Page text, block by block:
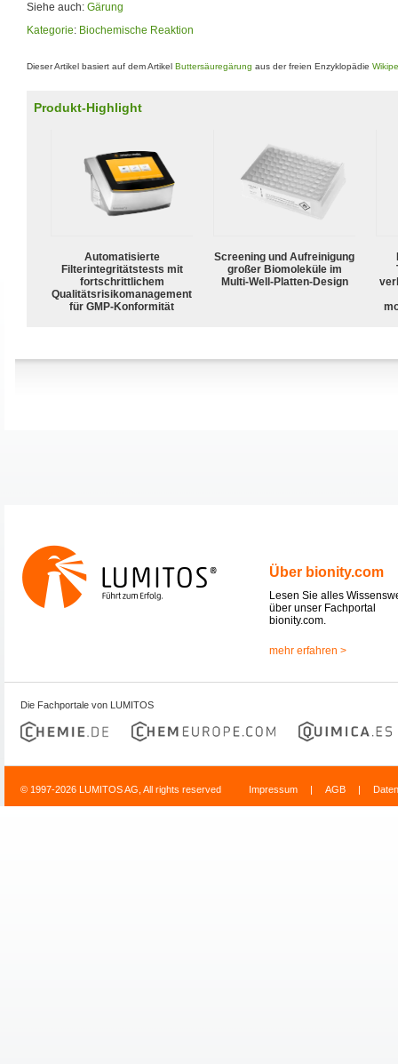
Siehe auch: Gärung
Kategorie: Biochemische Reaktion
Dieser Artikel basiert auf dem Artikel Buttersäuregärung aus der freien Enzyklopädie
Produkt-Highlight
Automatisierte
Filterintegritätstests mit
fortschrittlichem
Qualitätsrisikomanagement
für GMP-Konformität
Screening und Aufreinigung
großer Biomoleküle im
Multi-Well-Platten-Design
Über bionity.com
Lesen Sie alles
über unser Fachportal
bionity.com.
mehr erfahren >
Die Fachportale von LUMITOS
© 1997-2026 LUMITOS AG, All rights reserved Impressum | AGB |